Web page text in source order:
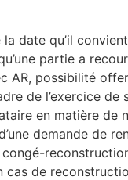
date qu’il
partie a
AR, possibilité
de l’exercice de
en matière de
demande de
congé-
de